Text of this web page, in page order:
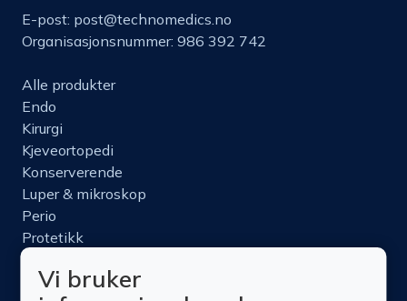
E-post: post@technomedics.no
Organisasjonsnummer: 986 392 742
Alle produkter
Endo
Kirurgi
Kjeveortopedi
Konserverende
Luper & mikroskop
Perio
Protetikk
Nettbutikk
Vi bruker